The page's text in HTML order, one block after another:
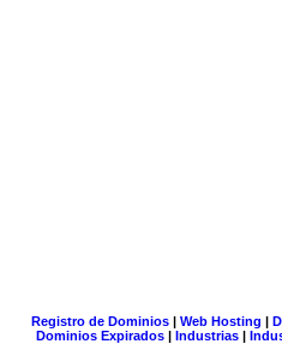
Registro de Dominios| Web Hosting |
Dominios Expirados | Industrias |